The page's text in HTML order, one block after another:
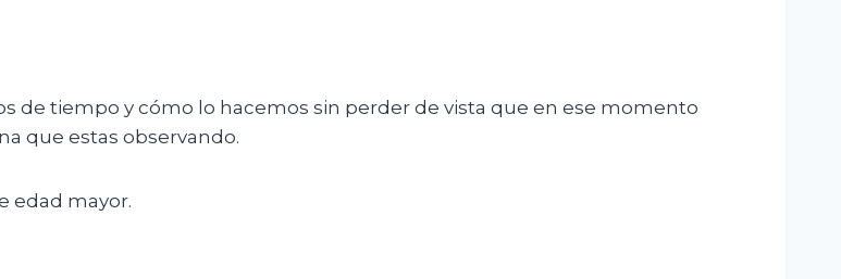
de tiempo y cómo lo hacemos sin perder de vista que en ese momento
que estas observando.
edad mayor.